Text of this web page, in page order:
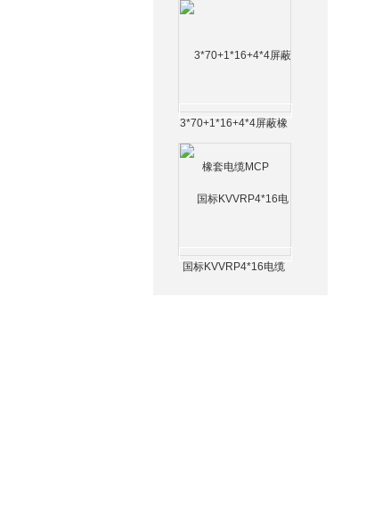
3*70+1*16+4*4屏蔽橡
国标KVVRP4*16电缆